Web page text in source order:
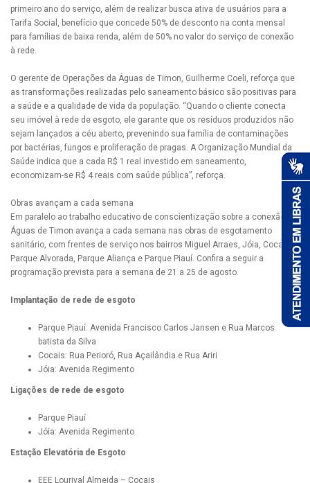
primeiro ano do serviço, além de realizar busca ativa de usuários para a
Tarifa Social, benefício que concede 50% de desconto na conta mensal
para famílias de baixa renda, além de 50% no valor do serviço de conexão
à rede.
O gerente de Operações da Águas de Timon, Guilherme Coeli, reforça que
as transformações realizadas pelo saneamento básico são positivas para
a saúde e a qualidade de vida da população. “Quando o cliente conecta
seu imóvel à rede de esgoto, ele garante que os resíduos produzidos não
sejam lançados a céu aberto, prevenindo sua família de contaminações
por bactérias, fungos e proliferação de pragas. A Organização Mundial da
Saúde indica que a cada R$ 1 real investido em saneamento,
economizam-se R$ 4 reais com saúde pública”, reforça.
Obras avançam a cada semana
Em paralelo ao trabalho educativo de conscientização sobre a conexão, a
Águas de Timon avança a cada semana nas obras de esgotamento
sanitário, com frentes de serviço nos bairros Miguel Arraes, Jóia, Cocais,
Parque Alvorada, Parque Aliança e Parque Piauí. Confira a seguir a
programação prevista para a semana de 21 a 25 de agosto.
Implantação de rede de esgoto
Parque Piauí: Avenida Francisco Carlos Jansen e Rua Marcos
batista da Silva
Cocais: Rua Perioró, Rua Açailândia e Rua Ariri
Jóia: Avenida Regimento
Ligações de rede de esgoto
Parque Piauí
Jóia: Avenida Regimento
Estação Elevatória de Esgoto
EEE Lourival Almeida – Cocais